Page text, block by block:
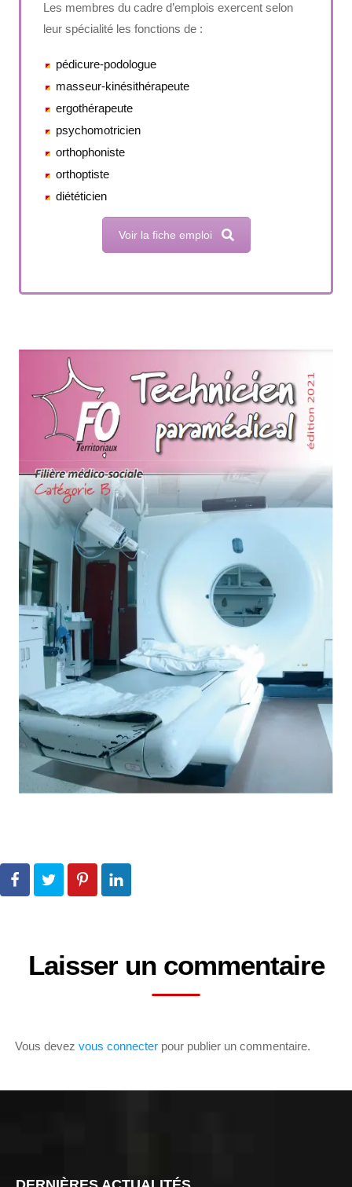
Les membres du cadre d’emplois exercent selon
leur spécialité les fonctions de :
pédicure-podologue
masseur-kinésithérapeute
ergothérapeute
psychomotricien
orthophoniste
orthoptiste
diététicien
Voir la fiche emploi
Laisser un commentaire
Vous devezvous connecter pour publier un commentaire.